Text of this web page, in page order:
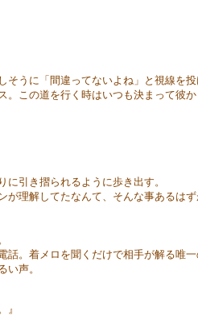
うに「間違ってないよね」と視線を投
この道を行く時はいつも決まって彼か
引き摺られるように歩き出す。
が理解してたなんて、そんな事あるはず
話。着メロを聞くだけで相手が解る唯一
い声。
』